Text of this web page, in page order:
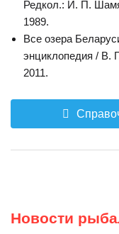
Редкол.: И. П.
1989.
Все озера
энциклопедия / В.
2011.
Новости